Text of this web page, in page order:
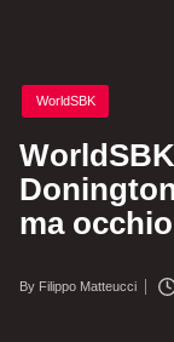
Posted
in
WorldSBK
ma
Posted
By Filippo Matteucci